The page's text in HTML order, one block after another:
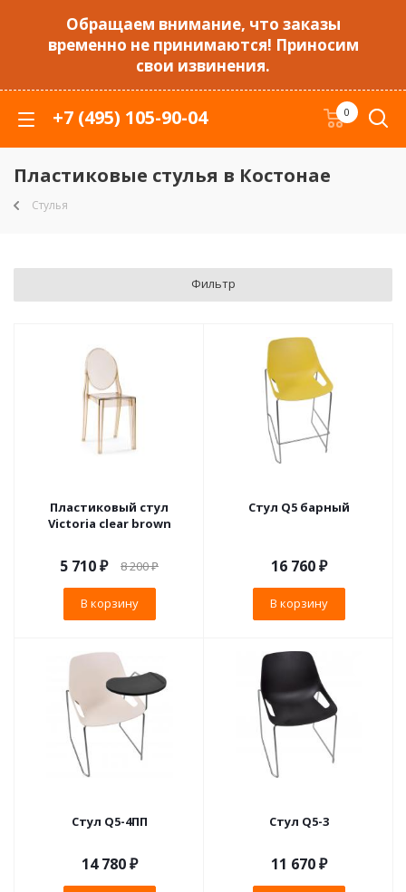
Обращаем внимание, что заказы
временно не принимаются! Приносим
свои извинения.
+7 (495) 105-90-04 0
Пластиковые стулья в Костонае
Стулья
Фильтр
Пластиковый стул
Victoria clear brown
5 710₽ 8 200₽
В корзину
Стул Q5 барный
16 760₽
В корзину
Стул Q5-4ПП
14 780₽
Стул Q5-3
11 670₽